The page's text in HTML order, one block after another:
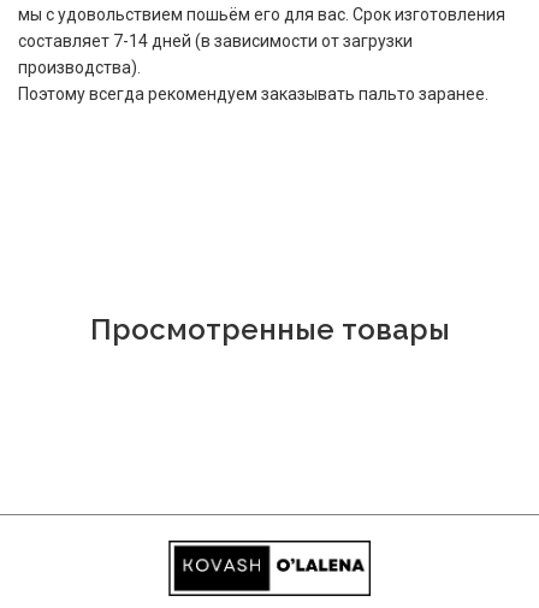
мы с удовольствием пошьём его для вас. Срок изготовления
составляет 7-14 дней (в зависимости от загрузки
производства).
Поэтому всегда рекомендуем заказывать пальто заранее.
Просмотренные товары